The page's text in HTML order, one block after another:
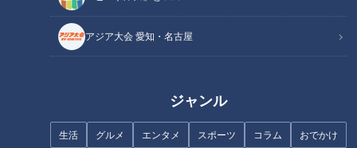
アジア大会 愛知・名古屋
ジャンル
生活 グルメ エンタメ スポーツ コラム おでかけ
この記事を見たあなたへのおすすめ